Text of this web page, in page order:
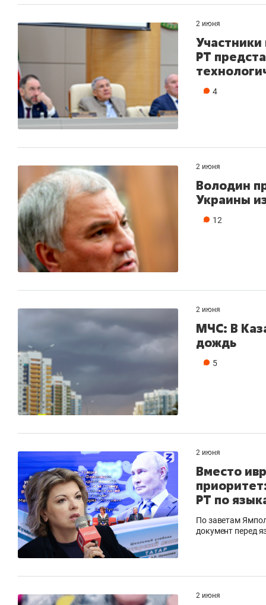
2 июня
Участники
РТ
4
2 июня
Володин
Украины
12
2 июня
МЧС: В
дождь
5
2 июня
Вместо
РТ по
По заветам
документ перед
2 июня